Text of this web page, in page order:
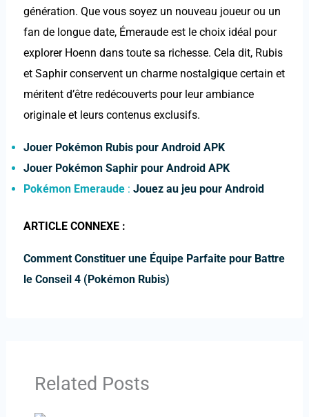
génération. Que vous soyez un nouveau joueur ou un
fan de longue date, Émeraude est le choix idéal pour
explorer Hoenn dans toute sa richesse. Cela dit, Rubis
et Saphir conservent un charme nostalgique certain et
méritent d’être redécouverts pour leur ambiance
originale et leurs contenus exclusifs.
Jouer Pokémon Rubis pour Android APK
Jouer Pokémon Saphir pour Android APK
Pokémon Emeraude : Jouez au jeu pour Android
ARTICLE CONNEXE :
Comment Constituer une Équipe Parfaite pour Battre
le Conseil 4 (Pokémon Rubis)
Related Posts